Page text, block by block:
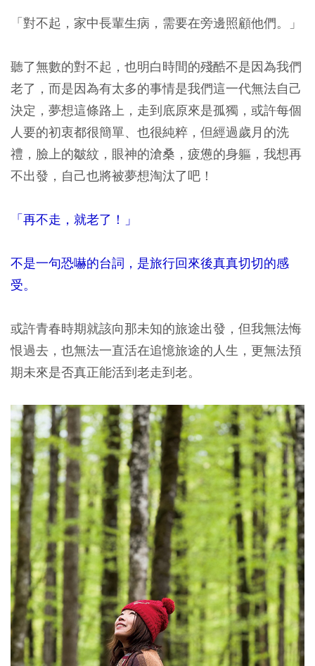
「對不起，家中長輩生病，需要在旁邊照顧他們。」
聽了無數的對不起，也明白時間的殘酷不是因為我們
老了，而是因為有太多的事情是我們這一代無法自己
決定，夢想這條路上，走到底原來是孤獨，或許每個
人要的初衷都很簡單、也很純粹，但經過歲月的洗
禮，臉上的皺紋，眼神的滄桑，疲憊的身軀，我想再
不出發，自己也將被夢想淘汰了吧！
「再不走，就老了！」
不是一句恐嚇的台詞，是旅行回來後真真切切的感
受。
或許青春時期就該向那未知的旅途出發，但我無法悔
恨過去，也無法一直活在追憶旅途的人生，更無法預
期未來是否真正能活到老走到老。